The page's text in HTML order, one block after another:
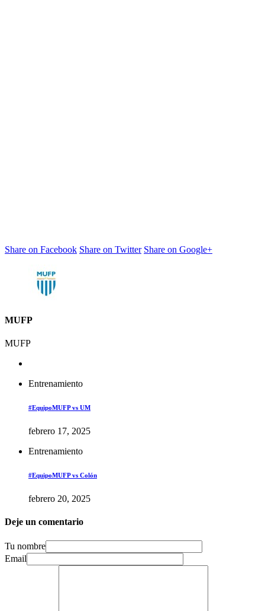
Share on Facebook Share on Twitter Share on Google+
MUFP
MUFP
Entrenamiento
#EquipoMUFP vs UM
febrero 17, 2025
Entrenamiento
#EquipoMUFP vs Colón
febrero 20, 2025
Deje un comentario
Tu nombre
Email